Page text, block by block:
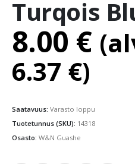
Turqois
8.00 €
6.37 €)
Saatavuus: Varasto loppu
Tuotetunnus (SKU): 14318
Osasto: W&N Guashe